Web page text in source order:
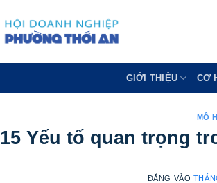
GIỚI THIỆU CƠ
MÔ
15 Yếu tố quan trọng
ĐĂNG VÀO